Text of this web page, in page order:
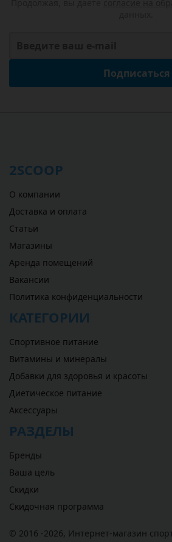
Подписаться
2SCOOP
О компании
Доставка и оплата
Статьи
Магазины
Аренда помещений
Вакансии
Политика конфиденциальности
КАТЕГОРИИ
Спортивное питание
Витамины и минералы
Добавки для здоровья и красоты
Диетическое питание
Аксессуары
РАЗДЕЛЫ
Бренды
Ваша цель
Скидки
Скидочная программа
© 2016 -2026, Интернет-магазин